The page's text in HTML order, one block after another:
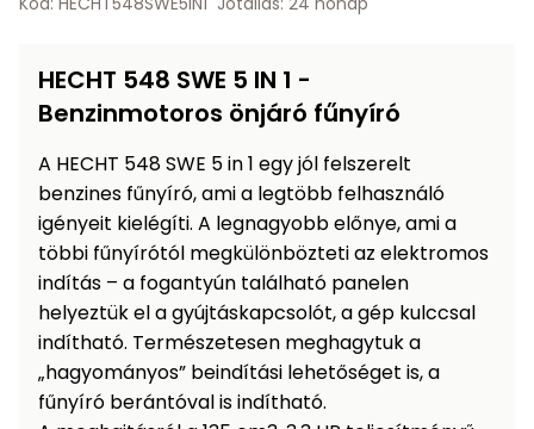
és
kiegészítő
Növényápolási
Permetező
Üvegház
melegház
Komposztáló
HECHT 548 SWE 5 IN 1 -
Benzinmotoros önjáró fűnyíró
A HECHT 548 SWE 5 in 1 egy jól felszerelt
benzines fűnyíró, ami a legtöbb felhasználó
igényeit kielégíti. A legnagyobb előnye, ami a
többi fűnyírótól megkülönbözteti az elektromos
indítás – a fogantyún található panelen
helyeztük el a gyújtáskapcsolót, a gép kulccsal
indítható. Természetesen meghagytuk a
„hagyományos” beindítási lehetőséget is, a
fűnyíró berántóval is indítható.